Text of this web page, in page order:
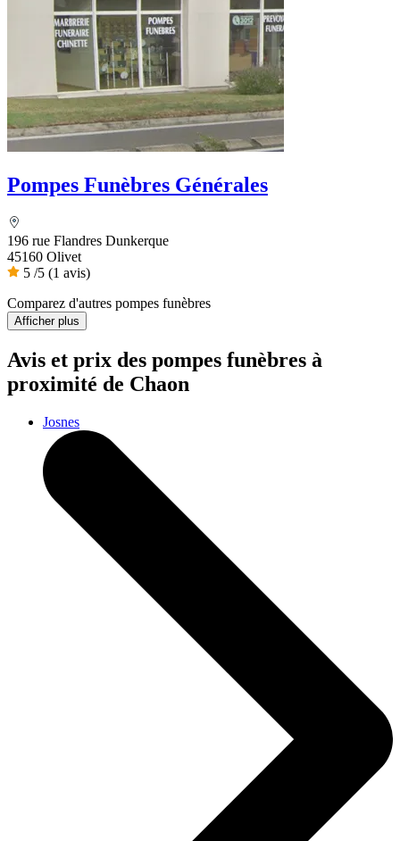
Pompes Funèbres Générales
196 rue Flandres Dunkerque
45160 Olivet
5 /5 (1 avis)
Comparez d'autres pompes funèbres
Afficher plus
Avis et prix des pompes funèbres à
proximité de Chaon
Josnes